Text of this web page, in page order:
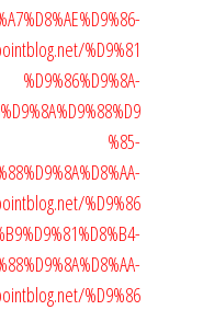
%D9%81
%D9%86%D9%8A-
%85-
%D9%86
%D9%86